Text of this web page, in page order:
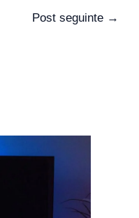
Post seguinte →